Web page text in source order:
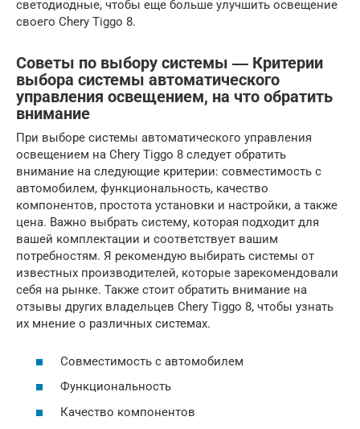
светодиодные, чтобы еще больше улучшить освещение
своего Chery Tiggo 8.
Советы по выбору системы ― Критерии
выбора системы автоматического
управления освещением, на что обратить
внимание
При выборе системы автоматического управления
освещением на Chery Tiggo 8 следует обратить
внимание на следующие критерии: совместимость с
автомобилем, функциональность, качество
компонентов, простота установки и настройки, а также
цена. Важно выбрать систему, которая подходит для
вашей комплектации и соответствует вашим
потребностям. Я рекомендую выбирать системы от
известных производителей, которые зарекомендовали
себя на рынке. Также стоит обратить внимание на
отзывы других владельцев Chery Tiggo 8, чтобы узнать
их мнение о различных системах.
Совместимость с автомобилем
Функциональность
Качество компонентов